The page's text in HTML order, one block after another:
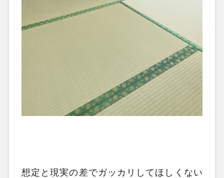
想定と現実の差でガッカリしてほしくない